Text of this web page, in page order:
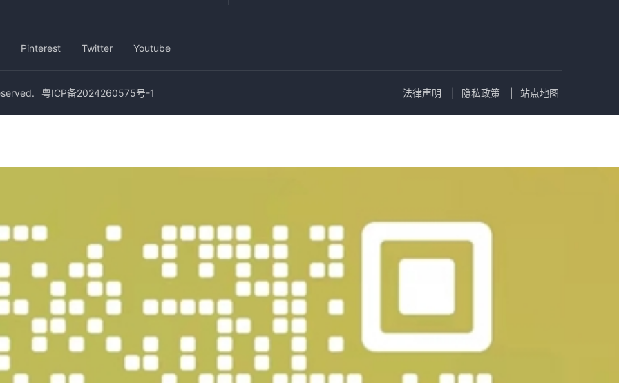
Pinterest Twitter Youtube
粤ICP备2024260575号-1 法律声明 隐私政策 站点地图